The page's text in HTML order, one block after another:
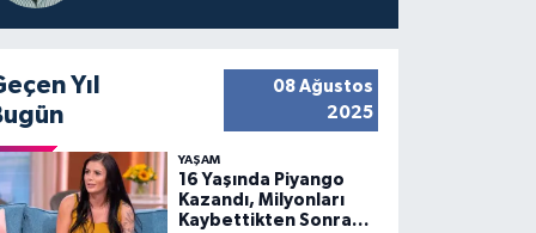
Yıl
08 Ağustos
2025
YAŞAM
16 Yaşında Piyango
Kazandı, Milyonları
Kaybettikten Sonra